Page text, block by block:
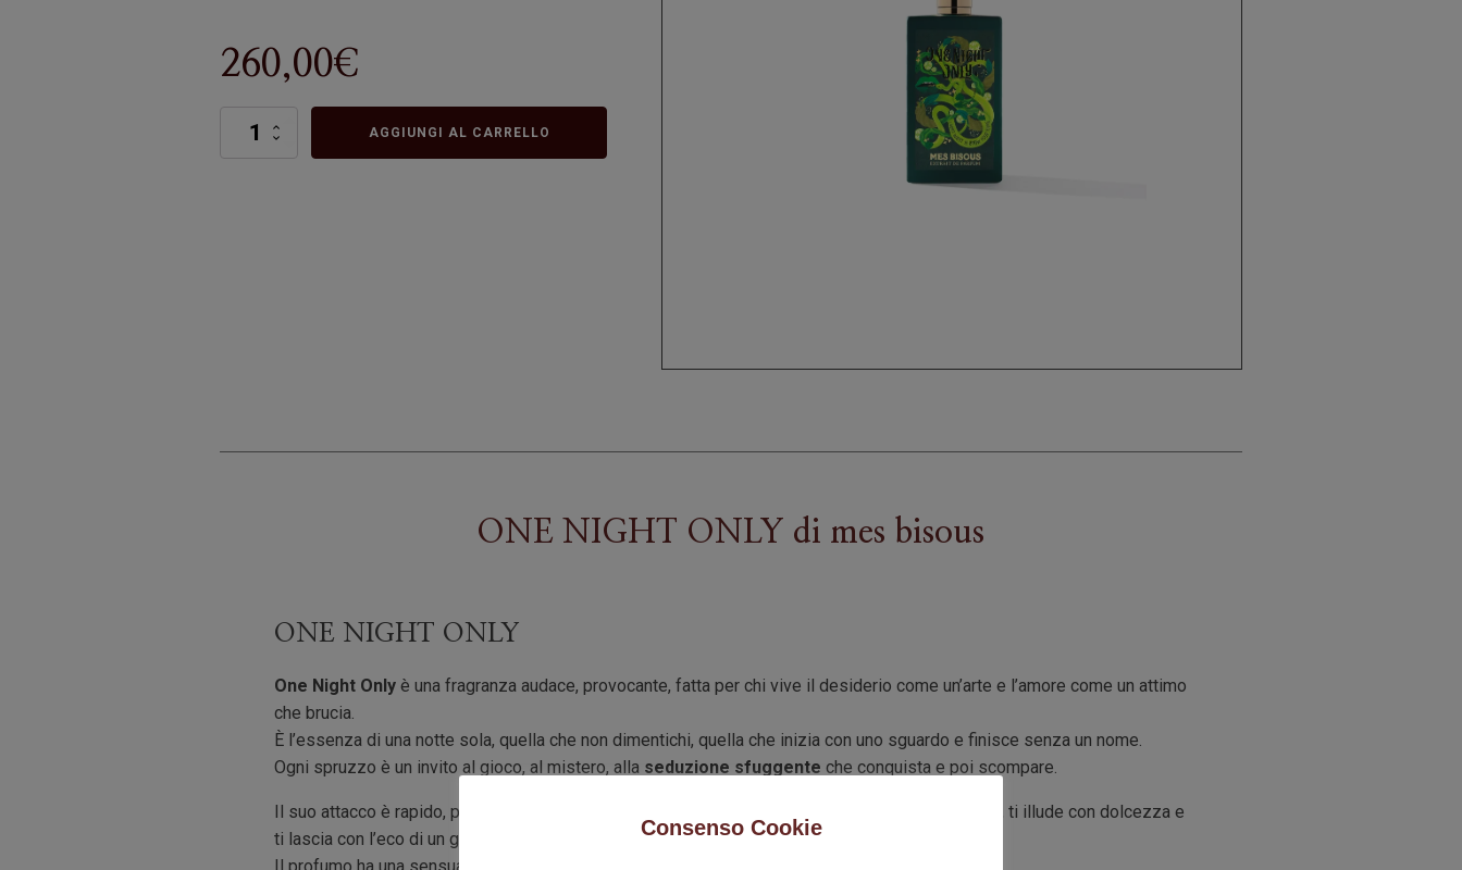
260,00€
AGGIUNGI AL CARRELLO
ONE NIGHT ONLY di mes bisous
ONE NIGHT ONLY
One Night Onlyè una fragranza audace, provocante, fatta per chi vive il desiderio come un’arte e l’amore come un attimo
che brucia.
È l’essenza di una notte sola, quella che non dimentichi, quella che inizia con uno sguardo e finisce senza un nome.
Ogni spruzzo è un invito al gioco, al mistero, alla seduzione sfuggente che conquista e poi scompare.
Il suo attacco è rapido, preciso,
. Ti avvolge senza preavviso, ti illude con dolcezza e
ti lascia con l’eco di un gemito.
Consenso Cookie